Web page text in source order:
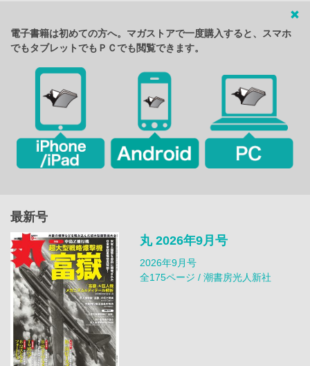
電子書籍は初めての方へ。マガストアで一度購入すると、スマホ
でもタブレットでもＰＣでも閲覧できます。
最新号
丸 2026年9月号
2026年9月号
全175ページ / 潮書房光人新社